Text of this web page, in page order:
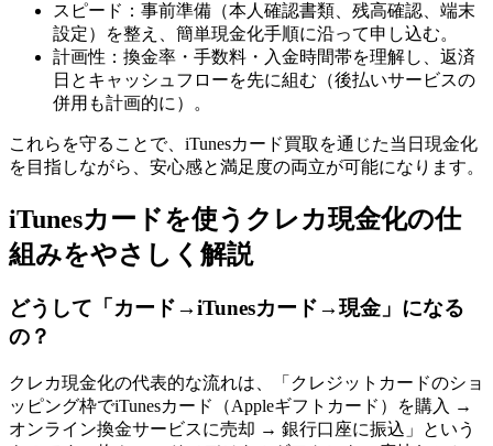
スピード：事前準備（本人確認書類、残高確認、端末
設定）を整え、簡単現金化手順に沿って申し込む。
計画性：換金率・手数料・入金時間帯を理解し、返済
日とキャッシュフローを先に組む（後払いサービスの
併用も計画的に）。
これらを守ることで、iTunesカード買取を通じた当日現金化
を目指しながら、安心感と満足度の両立が可能になります。
iTunesカードを使うクレカ現金化の仕
組みをやさしく解説
どうして「カード→iTunesカード→現金」になる
の？
クレカ現金化の代表的な流れは、「クレジットカードのショ
ッピング枠でiTunesカード（Appleギフトカード）を購入 →
オンライン換金サービスに売却 → 銀行口座に振込」という